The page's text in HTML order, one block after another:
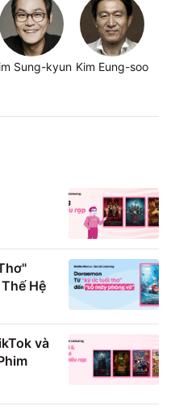
Sung-kyun Kim Eung-soo
Hệ
và